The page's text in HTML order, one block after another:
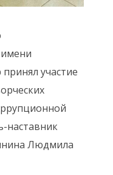
участие
наставник
Людмила